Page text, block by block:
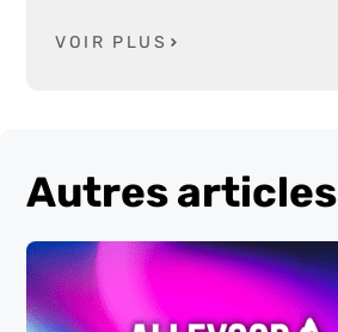
VOIR PLUS
Autres articles